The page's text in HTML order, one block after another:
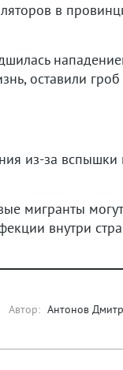
в
оставили гроб
из-за вспышки
мигранты могут
внутри
Автор: Антонов